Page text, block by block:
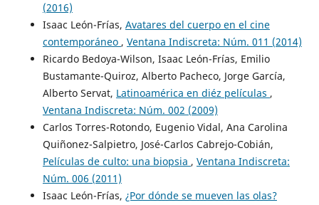
(2016)
Isaac León-Frías, Avatares del cuerpo en el cine
contemporáneo , Ventana Indiscreta: Núm. 011 (2014)
Ricardo Bedoya-Wilson, Isaac León-Frías, Emilio
Bustamante-Quiroz, Alberto Pacheco, Jorge García,
Alberto Servat, Latinoamérica en diéz películas ,
Ventana Indiscreta: Núm. 002 (2009)
Carlos Torres-Rotondo, Eugenio Vidal, Ana Carolina
Quiñonez-Salpietro, José-Carlos Cabrejo-Cobián,
Películas de culto: una biopsia , Ventana Indiscreta:
Núm. 006 (2011)
Isaac León-Frías, ¿Por dónde se mueven las olas?